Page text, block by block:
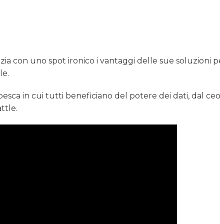
PREVISIONI/SCENARI
con uno spot ironico i vantaggi delle sue soluzioni
in cui tutti beneficiano del potere dei dati, dal ceo